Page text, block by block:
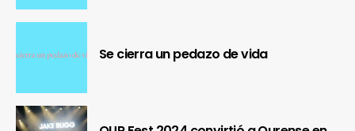
Se cierra un pedazo de vida